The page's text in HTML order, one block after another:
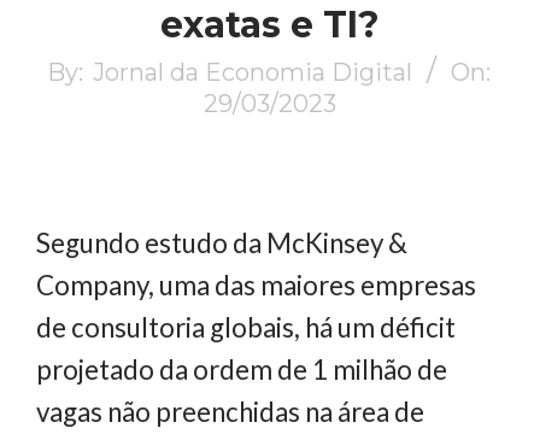
exatas e TI?
By: Jornal da Economia Digital
On:
29/03/2023
Segundo estudo da McKinsey &
Company, uma das maiores empresas
de consultoria globais, há um déficit
projetado da ordem de 1 milhão de
vagas não preenchidas na área de